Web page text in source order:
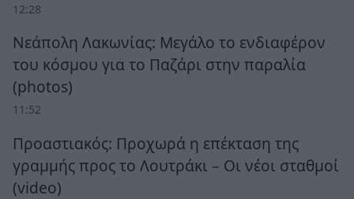
12:28
Νεάπολη Λακωνίας: Μεγάλο το ενδιαφέρον
του κόσμου για το Παζάρι στην παραλία
(photos)
11:52
Προαστιακός: Προχωρά η επέκταση της
γραμμής προς το Λουτράκι – Οι νέοι σταθμοί
(video)